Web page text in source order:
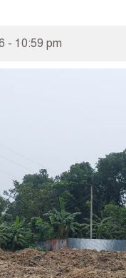
- 10:59 pm